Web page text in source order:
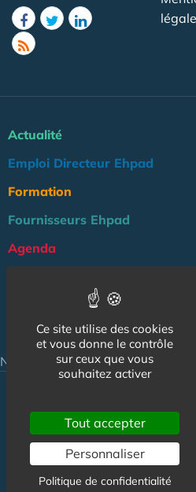
Actualité
Emploi Directeur Ehpad
Formation
Fournisseurs Ehpad
Agenda
Groupe Maison de Retraite
NOS AUTRES SITES :
© Australis 2026 - Tous
Ce site utilise des cookies
et vous donne le contrôle
sur ceux que vous
souhaitez activer
Tout accepter
Personnaliser
Politique de confidentialité